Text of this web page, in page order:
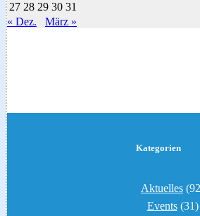
27 28 29 30 31
« Dez.
März »
Kategorien
Aktuelles
Events(31)